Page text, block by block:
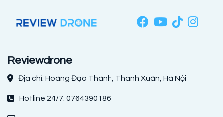
Reviewdrone
Địa chỉ: Hoàng Đạo Thành, Thanh Xuân, Hà Nội
Hotline 24/7: 0764390186